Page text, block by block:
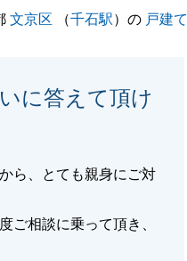
文京区 （千石駅）の 戸建て
に答えて頂け
ら、とても親身にご対
ご相談に乗って頂き、